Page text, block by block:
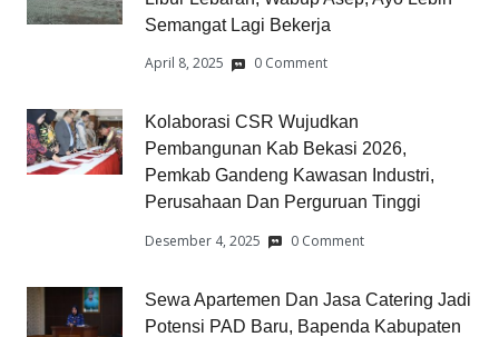
Semangat Lagi Bekerja
April 8, 2025 0 Comment
Kolaborasi CSR Wujudkan
Pembangunan Kab Bekasi 2026,
Pemkab Gandeng Kawasan Industri,
Perusahaan Dan Perguruan Tinggi
Desember 4, 2025 0 Comment
Sewa Apartemen Dan Jasa Catering Jadi
Potensi PAD Baru, Bapenda Kabupaten